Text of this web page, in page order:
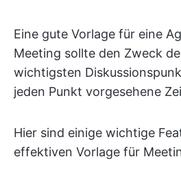
Eine gute Vorlage für eine
Meeting sollte den Zweck
wichtigsten
jeden Punkt vorgesehene
Hier sind einige wichtige
effektiven Vorlage für